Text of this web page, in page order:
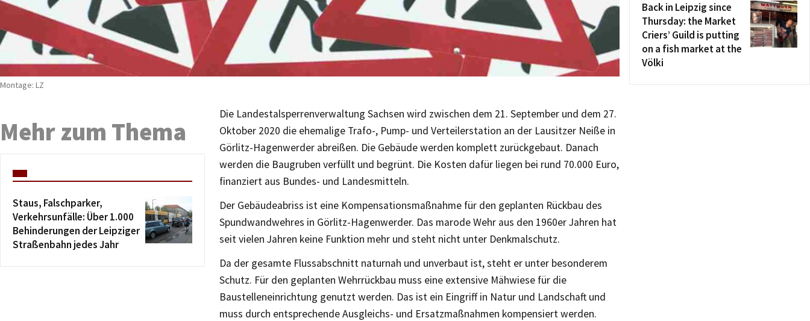
Montage: LZ
Die Landestalsperrenverwaltung Sachsen wird zwischen dem 21. September und dem 27.
Oktober 2020 die ehemalige Trafo-, Pump- und Verteilerstation an der Lausitzer Neiße in
Görlitz-Hagenwerder abreißen. Die Gebäude werden komplett zurückgebaut. Danach
werden die Baugruben verfüllt und begrünt. Die Kosten dafür liegen bei rund 70.000 Euro,
finanziert aus Bundes- und Landesmitteln.
Der Gebäudeabriss ist eine Kompensationsmaßnahme für den geplanten Rückbau des
Spundwandwehres in Görlitz-Hagenwerder. Das marode Wehr aus den 1960er Jahren hat
seit vielen Jahren keine Funktion mehr und steht nicht unter Denkmalschutz.
Da der gesamte Flussabschnitt naturnah und unverbaut ist, steht er unter besonderem
Schutz. Für den geplanten Wehrrückbau muss eine extensive Mähwiese für die
Baustelleneinrichtung genutzt werden. Das ist ein Eingriff in Natur und Landschaft und
muss durch entsprechende Ausgleichs- und Ersatzmaßnahmen kompensiert werden.
Mehr zum Thema
Staus, Falschparker,
Verkehrsunfälle: Über 1.000
Behinderungen der Leipziger
Straßenbahn jedes Jahr
Back in Leipzig since
Thursday: the Market
Criers’ Guild is putting
on a fish market at the
Völki